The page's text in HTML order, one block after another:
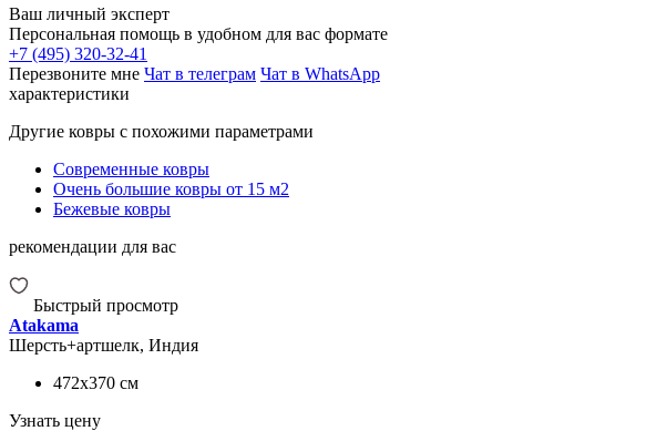
Ваш личный эксперт
Персональная помощь в удобном для вас формате
+7 (495) 320-32-41
Перезвоните мне Чат в телеграм Чат в WhatsApp
характеристики
Другие ковры с похожими параметрами
Современные ковры
Очень большие ковры от 15 м2
Бежевые ковры
рекомендации для вас
Быстрый просмотр
Atakama
Шерсть+артшелк, Индия
472x370 см
Узнать цену